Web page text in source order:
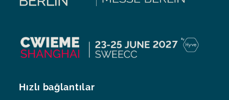
Hızlı bağlantılar